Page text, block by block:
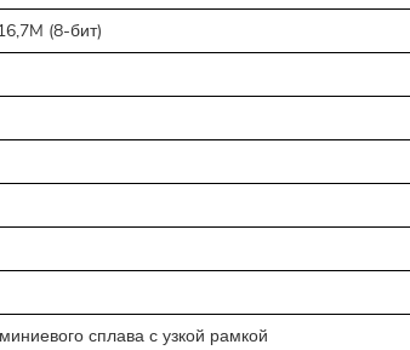
(8-бит)
сплава с узкой рамкой